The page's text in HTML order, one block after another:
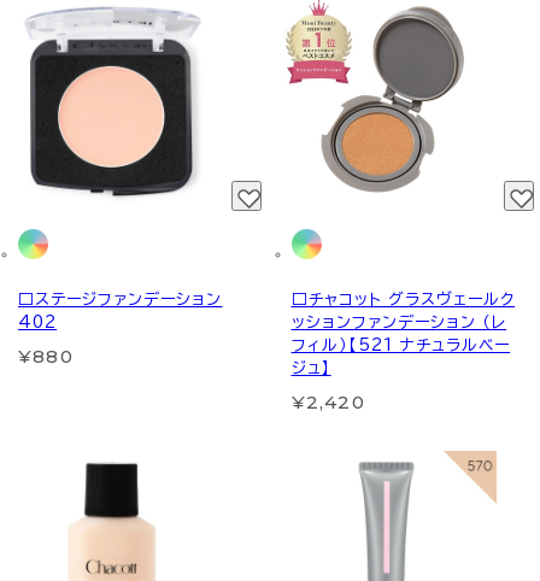
□ステージファンデーション
402
¥880
□チャコット グラスヴェールク
ッションファンデーション （レ
フィル）【521 ナチュラルベー
ジュ】
¥2,420